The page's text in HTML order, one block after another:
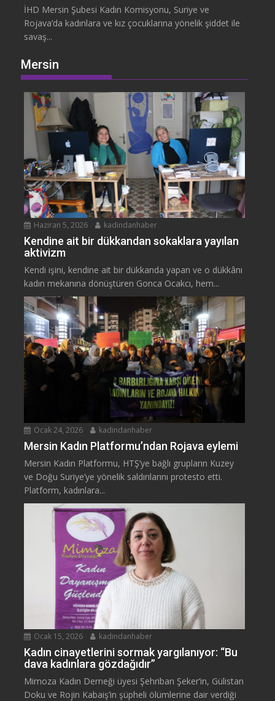
İHD Mersin Şubesi Kadın Komisyonu, Suriye ve
Rojava’da kadınlara ve kız çocuklarına yönelik şiddet ile
savaş...
Mersin
Haziran 5, 2026 kadindanhaber
Kendine ait bir dükkandan sokaklara yayılan
aktivizm
Kendi işini, kendine ait bir dükkanda yapan ve o dükkânı
kadın mekanına dönüştüren Gonca Ocakcı, hem...
Ocak 24, 2026 kadindanhaber
Mersin Kadın Platformu’ndan Rojava eylemi
Mersin Kadın Platformu, HTŞ’ye bağlı grupların Kuzey
ve Doğu Suriye’ye yönelik saldırılarını protesto etti.
Platform, kadınlara...
Ocak 15, 2026 kadindanhaber
Kadın cinayetlerini sormak yargılanıyor: “Bu
dava kadınlara gözdağıdır”
Mimoza Kadın Derneği üyesi Şehriban Şeker’in, Gülistan
Doku ve Rojin Kabaiş’in şüpheli ölümlerine dair verdiği